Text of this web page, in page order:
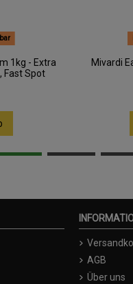
1kg - Extra
Fast Spot
Mivardi
AGB
Über uns